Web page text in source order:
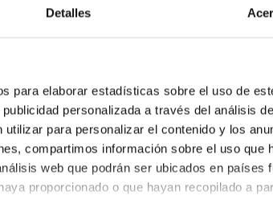
Detalles
para elaborar estadísticas sobre el uso de
personalizada a través del análisis
para personalizar el contenido y los
compartimos información sobre el uso que
web que podrán ser ubicados en países
proporcionado o que hayan recopilado a